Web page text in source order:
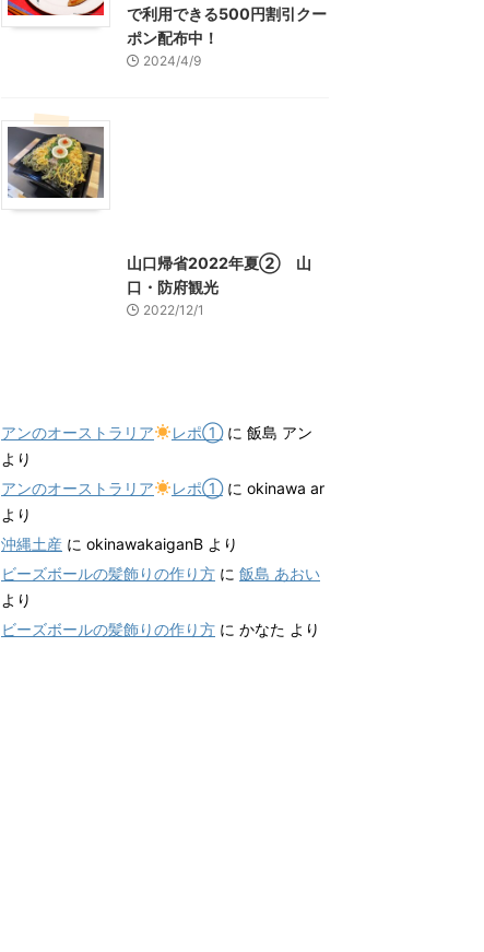
で利用できる500円割引クー
ポン配布中！
2024/4/9
山口帰省2022年夏② 山
口・防府観光
2022/12/1
アンのオーストラリア レポ①に 飯島 アン
より
アンのオーストラリア
レポ①に okinawa ar
より
沖縄土産 に okinawakaiganB より
ビーズボールの髪飾りの作り方 に 飯島 あおい
より
ビーズボールの髪飾りの作り方 に かなた より